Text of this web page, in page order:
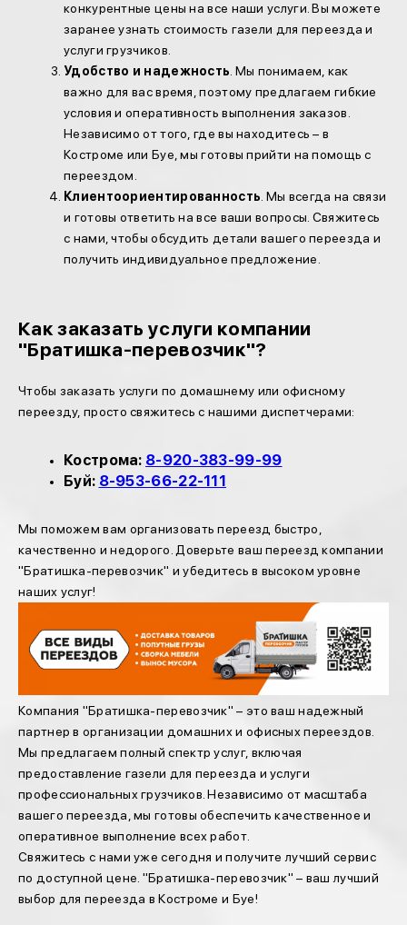
конкурентные цены на все наши услуги. Вы можете
заранее узнать стоимость газели для переезда и
услуги грузчиков.
Удобство и надежность . Мы понимаем, как
важно для вас время, поэтому предлагаем гибкие
условия и оперативность выполнения заказов.
Независимо от того, где вы находитесь – в
Костроме или Буе, мы готовы прийти на помощь с
переездом.
Клиентоориентированность . Мы всегда на связи
и готовы ответить на все ваши вопросы. Свяжитесь
с нами, чтобы обсудить детали вашего переезда и
получить индивидуальное предложение.
Как заказать услуги компании
"Братишка-перевозчик"?
Чтобы заказать услуги по домашнему или офисному
переезду, просто свяжитесь с нашими диспетчерами:
Кострома: 8-920-383-99-99
Буй: 8-953-66-22-111
Мы поможем вам организовать переезд быстро,
качественно и недорого. Доверьте ваш переезд компании
"Братишка-перевозчик" и убедитесь в высоком уровне
наших услуг!
Компания "Братишка-перевозчик" – это ваш надежный
партнер в организации домашних и офисных переездов.
Мы предлагаем полный спектр услуг, включая
предоставление газели для переезда и услуги
профессиональных грузчиков. Независимо от масштаба
вашего переезда, мы готовы обеспечить качественное и
оперативное выполнение всех работ.
Свяжитесь с нами уже сегодня и получите лучший сервис
по доступной цене. "Братишка-перевозчик" – ваш лучший
выбор для переезда в Костроме и Буе!